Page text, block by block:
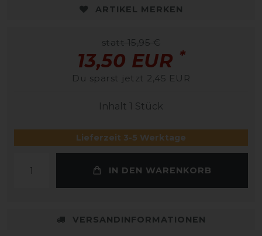
ARTIKEL MERKEN
statt 15,95 €
13,50 EUR *
Du sparst jetzt 2,45 EUR
Inhalt 1 Stück
Lieferzeit 3-5 Werktage
IN DEN WARENKORB
VERSANDINFORMATIONEN